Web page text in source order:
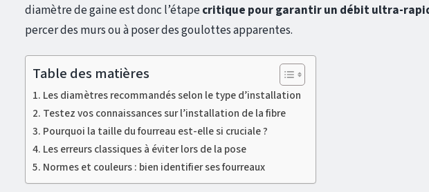
diamètre de gaine est donc l’étapecritique pour garantir un débit ultra-
percer des murs ou à poser des goulottes apparentes.
Table des matières
Les diamètres recommandés selon le type d’installation
Testez vos connaissances sur l’installation de la fibre
Pourquoi la taille du fourreau est-elle si cruciale ?
Les erreurs classiques à éviter lors de la pose
Normes et couleurs : bien identifier ses fourreaux